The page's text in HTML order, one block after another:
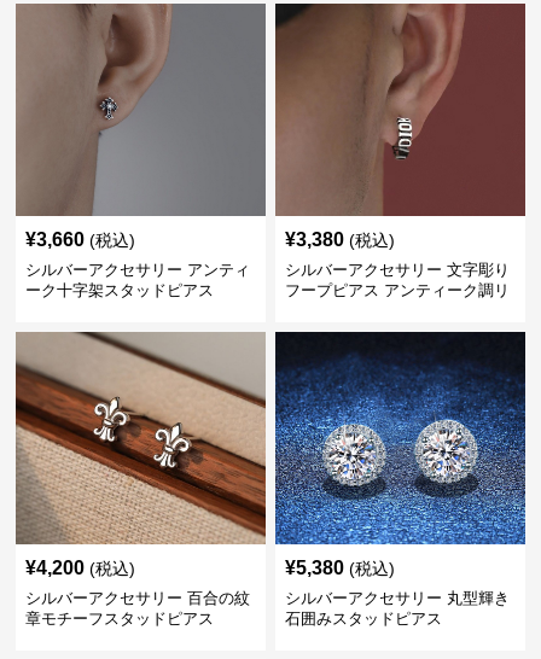
¥3,660 (税込)
シルバーアクセサリー アンティ
ーク十字架スタッドピアス
¥3,380 (税込)
シルバーアクセサリー 文字彫り
フープピアス アンティーク調リ
¥4,200 (税込)
シルバーアクセサリー 百合の紋
章モチーフスタッドピアス
¥5,380 (税込)
シルバーアクセサリー 丸型輝き
石囲みスタッドピアス